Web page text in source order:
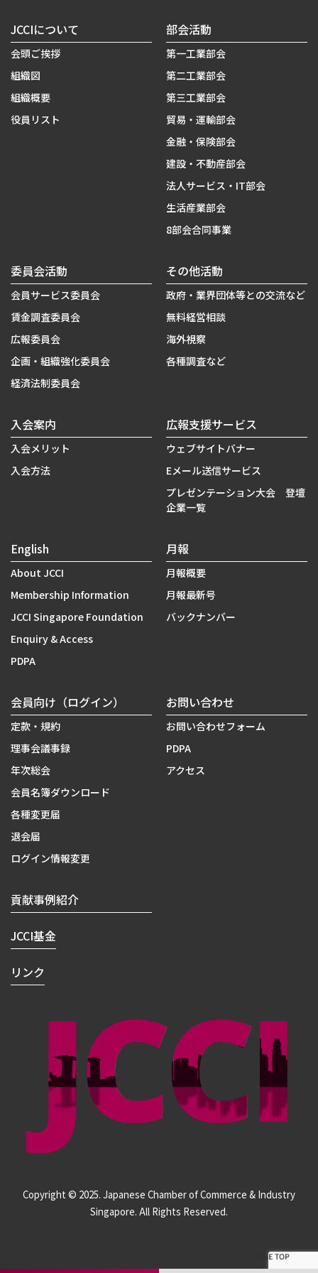
JCCIについて
会頭ご挨拶
組織図
組織概要
役員リスト
部会活動
第一工業部会
第二工業部会
第三工業部会
貿易・運輸部会
金融・保険部会
建設・不動産部会
法人サービス・IT部会
生活産業部会
8部会合同事業
委員会活動
会員サービス委員会
賃金調査委員会
広報委員会
企画・組織強化委員会
経済法制委員会
その他活動
政府・業界団体等との交流など
無料経営相談
海外視察
各種調査など
入会案内
入会メリット
入会方法
広報支援サービス
ウェブサイトバナー
Eメール送信サービス
プレゼンテーション大会 登壇
企業一覧
English
About JCCI
Membership Information
JCCI Singapore Foundation
Enquiry & Access
PDPA
月報
月報概要
月報最新号
バックナンバー
会員向け（ログイン）
定款・規約
理事会議事録
年次総会
会員名簿ダウンロード
各種変更届
退会届
ログイン情報変更
お問い合わせ
お問い合わせフォーム
PDPA
アクセス
貢献事例紹介
JCCI基金
リンク
Copyright © 2025. Japanese Chamber of Commerce & Industry
Singapore. All Rights Reserved.